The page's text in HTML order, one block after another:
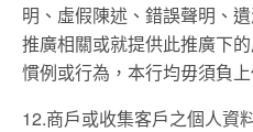
明、虛假陳述、錯誤聲明、
推廣相關或就提供此推廣下
慣例或行為，本行均毋須負上
12.商戶或收集客戶之個人資